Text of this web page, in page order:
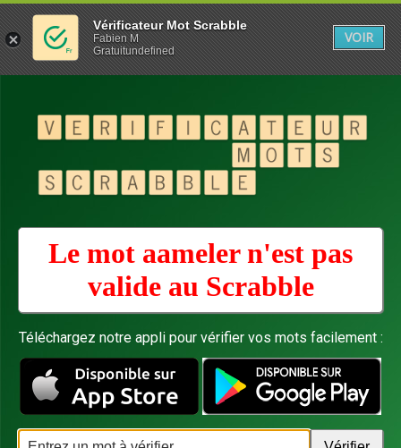
Le mot aameler n'est pas
valide au Scrabble
Téléchargez notre appli pour vérifier vos mots facilement :
Vérificateur Mot Scrabble
Fabien M
Gratuitundefined
VOIR